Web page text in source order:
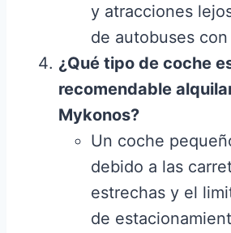
y atracciones
de autobuses
¿Qué tipo de coche
recomendable
Mykonos?
Un coche
debido a las
estrechas y el
de